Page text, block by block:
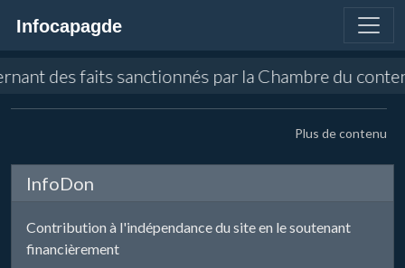
Infocapagde
des faits sanctionnés par la Chambre du
Plus de contenu
InfoDon
Contribution à l'indépendance du site en le soutenant
financièrement